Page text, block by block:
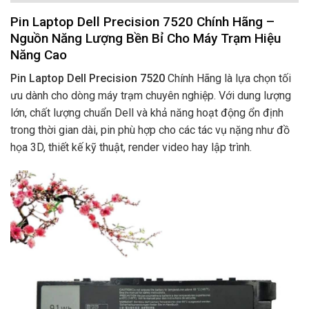
Pin Laptop Dell Precision 7520 Chính Hãng –
Nguồn Năng Lượng Bền Bỉ Cho Máy Trạm Hiệu
Năng Cao
Pin Laptop Dell Precision 7520 Chính Hãng là lựa chọn tối
ưu dành cho dòng máy trạm chuyên nghiệp. Với dung lượng
lớn, chất lượng chuẩn Dell và khả năng hoạt động ổn định
trong thời gian dài, pin phù hợp cho các tác vụ nặng như đồ
họa 3D, thiết kế kỹ thuật, render video hay lập trình.